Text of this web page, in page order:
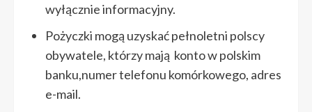
wyłącznie informacyjny.
Pożyczki mogą uzyskać pełnoletni polscy
obywatele, którzy mają konto w polskim
banku,numer telefonu komórkowego, adres
e-mail.